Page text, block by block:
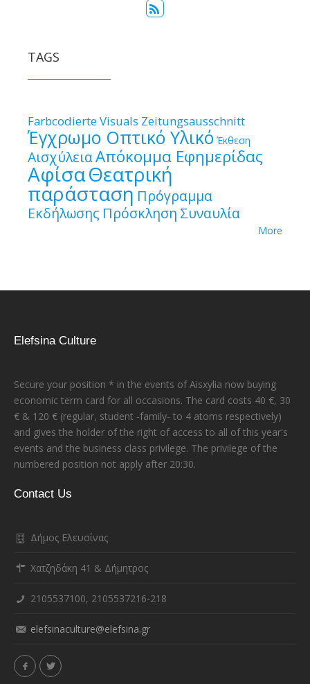
TAGS
Farbcodierte Visuals Zeitungsausschnitt
Έγχρωμο Οπτικό Υλικό Έκθεση
ΑισχύλειαΑπόκομμα Εφημερίδας
ΑφίσαΘεατρική
παράσταση Πρόγραμμα
Εκδήλωσης Πρόσκληση Συναυλία
More
Elefsina Culture
Secure your position * in the events of Aisxylia now buying
economic term card for all occasions. The card costs 40 €, 30
€ & 120 € (regular, student -family- to 4 atoms respectively)
and gives the holder of the right of access to all of this year's
events and the business class privilege. The privilege of the
numbered position not apply after 20:30.
Contact Us
Δήμος Ελευσίνας
Χατζηδάκη 41 & Δήμητρος
2105537100, 2105537216-218
elefsinaculture@elefsina.gr